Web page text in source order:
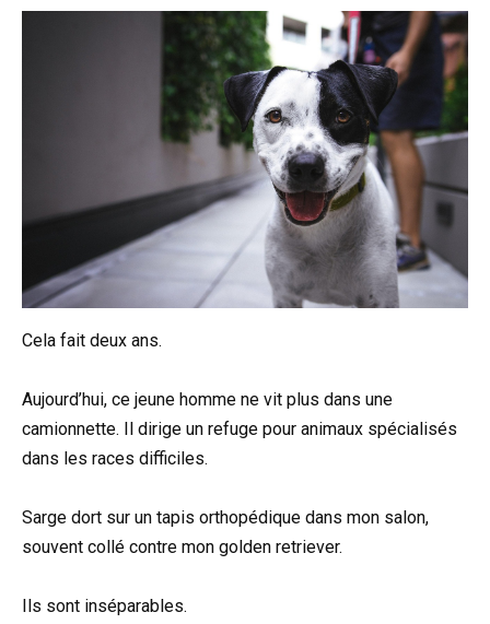
Cela fait deux ans.
Aujourd’hui, ce jeune homme ne vit plus dans une
camionnette. Il dirige un refuge pour animaux spécialisés
dans les races difficiles.
Sarge dort sur un tapis orthopédique dans mon salon,
souvent collé contre mon golden retriever.
Ils sont inséparables.